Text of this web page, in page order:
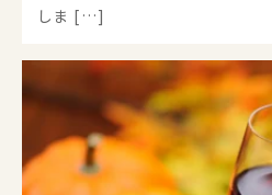
しま […]